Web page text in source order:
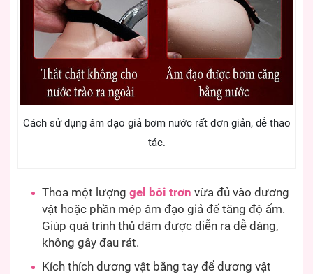
Cách sử dụng âm đạo giả bơm nước rất đơn giản, dễ thao
tác.
Thoa một lượng gel bôi trơn vừa đủ vào dương
vật hoặc phần mép âm đạo giả để tăng độ ẩm.
Giúp quá trình thủ dâm được diễn ra dễ dàng,
không gây đau rát.
Kích thích dương vật bằng tay để dương vật